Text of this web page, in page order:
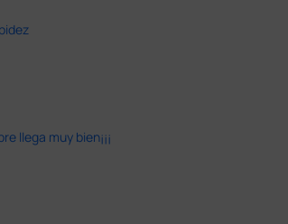
llega muy bien¡¡¡